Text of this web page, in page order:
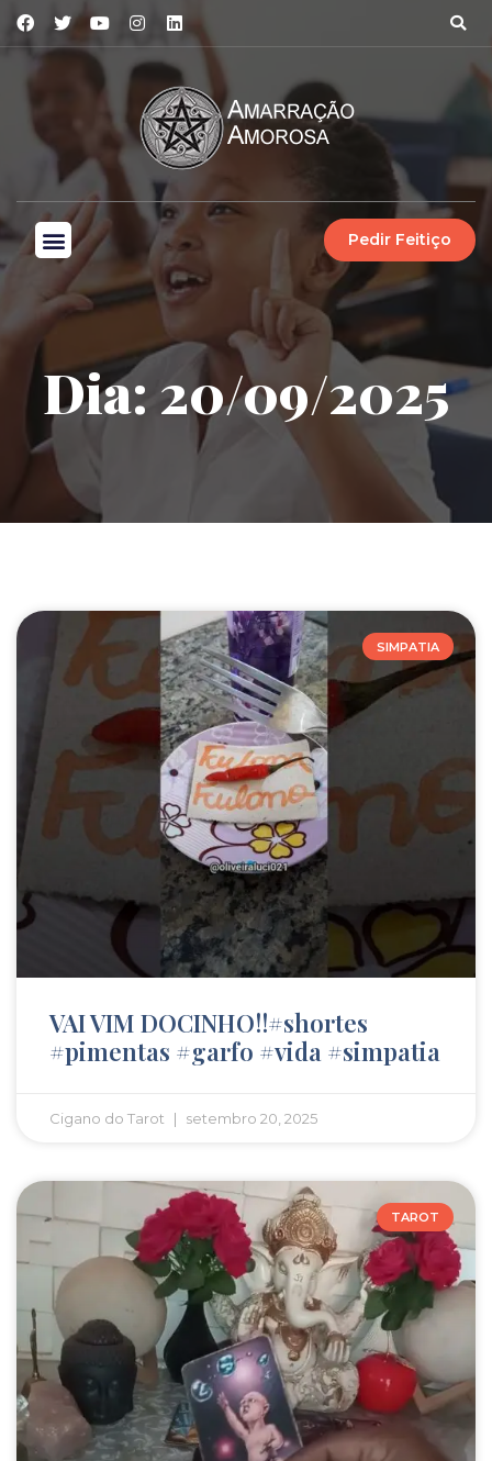
Pedir Feitiço
Dia: 20/09/2025
SIMPATIA
VAI VIM DOCINHO!!#shortes
#pimentas #garfo #vida #simpatia
Cigano do Tarot setembro 20, 2025
TAROT